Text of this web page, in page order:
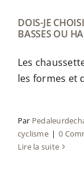
DOIS-JE
BASSES OU
Les
les formes et
Par
cyclisme | 0
Lire la suite